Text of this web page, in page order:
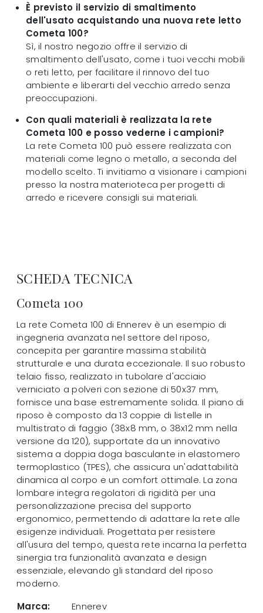
È previsto il servizio di smaltimento
dell'usato acquistando una nuova rete letto
Cometa 100?
Sì, il nostro negozio offre il servizio di
smaltimento dell'usato, come i tuoi vecchi mobili
o reti letto, per facilitare il rinnovo del tuo
ambiente e liberarti del vecchio arredo senza
preoccupazioni.
Con quali materiali è realizzata la rete
Cometa 100 e posso vederne i campioni?
La rete Cometa 100 può essere realizzata con
materiali come legno o metallo, a seconda del
modello scelto. Ti invitiamo a visionare i campioni
presso la nostra materioteca per progetti di
arredo e ricevere consigli sui materiali.
SCHEDA TECNICA
Cometa 100
La rete Cometa 100 di Ennerev è un esempio di
ingegneria avanzata nel settore del riposo,
concepita per garantire massima stabilità
strutturale e una durata eccezionale. Il suo robusto
telaio fisso, realizzato in tubolare d'acciaio
verniciato a polveri con sezione di 50x37 mm,
fornisce una base estremamente solida. Il piano di
riposo è composto da 13 coppie di listelle in
multistrato di faggio (38x8 mm, o 38x12 mm nella
versione da 120), supportate da un innovativo
sistema a doppia doga basculante in elastomero
termoplastico (TPES), che assicura un'adattabilità
dinamica al corpo e un comfort ottimale. La zona
lombare integra regolatori di rigidità per una
personalizzazione precisa del supporto
ergonomico, permettendo di adattare la rete alle
esigenze individuali. Progettata per resistere
all'usura del tempo, questa rete incarna la perfetta
sinergia tra funzionalità avanzata e design
essenziale, elevando gli standard del riposo
moderno.
Marca:
Ennerev